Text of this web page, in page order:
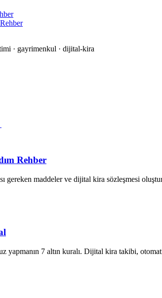
· gayrimenkul · dijital-kira
Rehber
gereken maddeler ve dijital kira sözleşmesi
yapmanın 7 altın kuralı. Dijital kira takibi,